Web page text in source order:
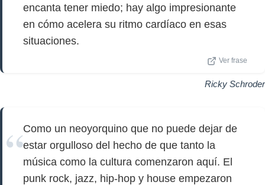
encanta tener miedo; hay algo impresionante
en cómo acelera su ritmo cardíaco en esas
situaciones.
Ver frase
Ricky Schroder
Como un neoyorquino que no puede dejar de
estar orgulloso del hecho de que tanto la
música como la cultura comenzaron aquí. El
punk rock, jazz, hip-hop y house empezaron